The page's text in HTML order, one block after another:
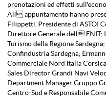
prenotazioni ed effetti
All appuntamento hanno
Filippetti, Presidente di ASTOI
Direttore Generale dell ENIT;
Turismo della Regione
Confindustria Sardegna;
Commerciale Nord Italia
Sales Director Grandi Navi
Department Manager Gruppo
Centro-Sud e Responsabile